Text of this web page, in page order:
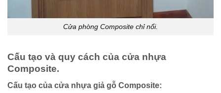
Cửa phòng Composite chỉ nổi.
Cấu tạo và quy cách của cửa nhựa
Composite.
Cấu tạo của cửa nhựa giả gỗ Composite: